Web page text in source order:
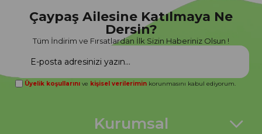
Çaypaş Ailesine Katılmaya Ne
Dersin?
Tüm İndirim ve Fırsatlardan İlk Sizin Haberiniz Olsun !
Üyelik koşullarını ve kişisel verilerimin korunmasını kabul ediyorum.
Kurumsal